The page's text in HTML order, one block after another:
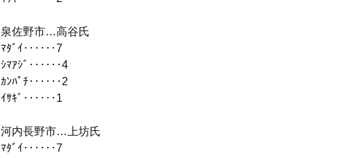
泉佐野市…高谷氏
ﾏﾀﾞｲ‥‥‥7
ｼﾏｱｼﾞ‥‥‥4
ｶﾝﾊﾟﾁ‥‥‥2
ｲｻｷﾞ‥‥‥1
河内長野市…上坊氏
ﾏﾀﾞｲ‥‥‥7